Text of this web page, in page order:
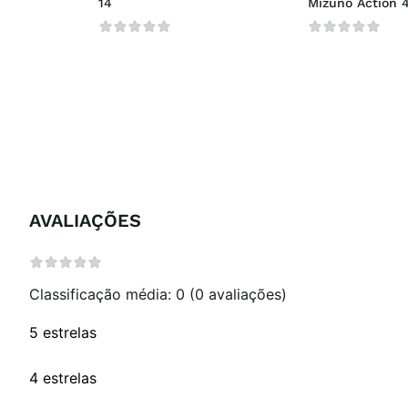
AVALIAÇÕES
Classificação média: 0 (0 avaliações)
5 estrelas
4 estrelas